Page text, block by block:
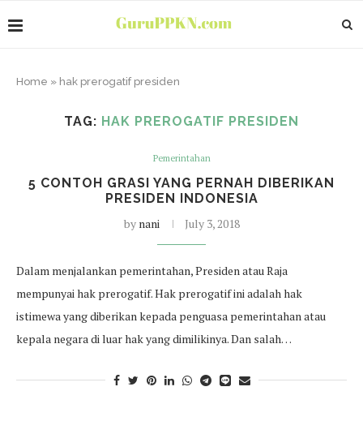
Home » hak prerogatif presiden
TAG: HAK PREROGATIF PRESIDEN
Pemerintahan
5 CONTOH GRASI YANG PERNAH DIBERIKAN
PRESIDEN INDONESIA
by nani July 3, 2018
Dalam menjalankan pemerintahan, Presiden atau Raja
mempunyai hak prerogatif. Hak prerogatif ini adalah hak
istimewa yang diberikan kepada penguasa pemerintahan atau
kepala negara di luar hak yang dimilikinya. Dan salah…